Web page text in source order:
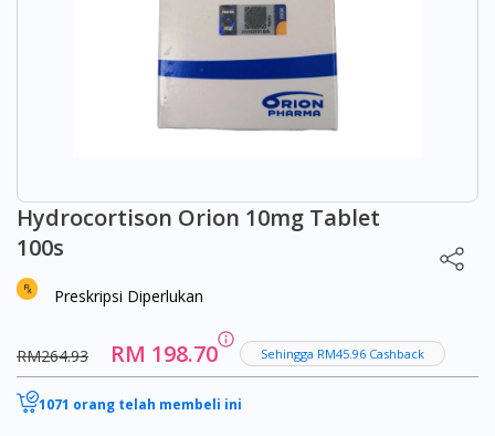
Hydrocortison Orion 10mg Tablet
100s
Preskripsi Diperlukan
RM264.93 RM 198.70 Sehingga RM45.96 Cashback
1071 orang telah membeli ini